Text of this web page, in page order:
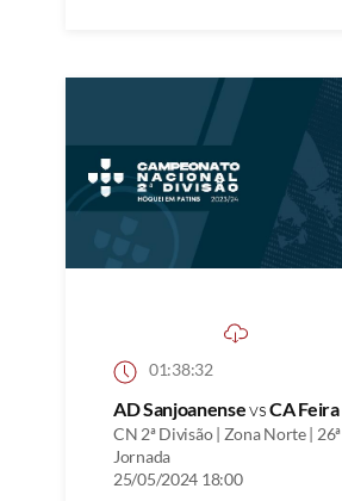
01:38:32
AD SanjoanensevsCA Feira
CN 2ª Divisão | Zona Norte | 26ª
Jornada
25/05/2024 18:00